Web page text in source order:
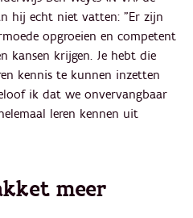
hij echt niet vatten: "Er zijn
opgroeien en competent
kansen krijgen. Je hebt die
kennis te kunnen inzetten
ik dat we onvervangbaar
leren kennen uit
meer